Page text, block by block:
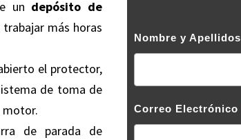
un depósito de
más horas
el protector,
de toma de
motor.
de parada de
Nombre y Apellidos
Correo Electrónico